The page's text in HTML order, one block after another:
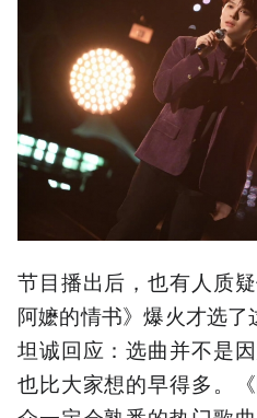
节目播出后，也有人质
阿嬷的情书》爆火才选了
坦诚回应：选曲并不是
也比大家想的早得多。